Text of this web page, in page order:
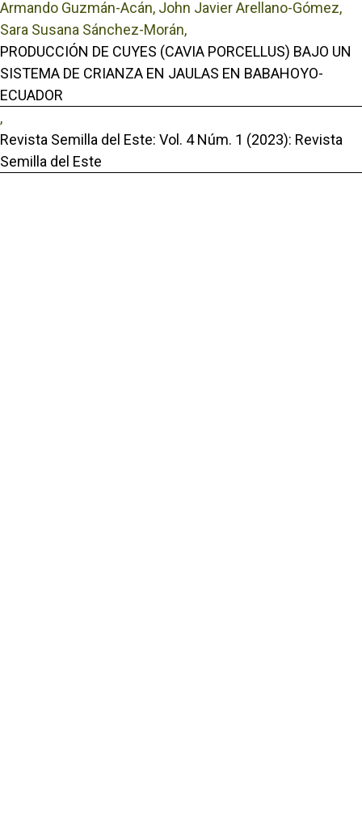
Armando Guzmán-Acán, John Javier Arellano-Gómez,
Sara Susana Sánchez-Morán,
PRODUCCIÓN DE CUYES (CAVIA PORCELLUS) BAJO UN
SISTEMA DE CRIANZA EN JAULAS EN BABAHOYO-
ECUADOR
,
Revista Semilla del Este: Vol. 4 Núm. 1 (2023): Revista
Semilla del Este